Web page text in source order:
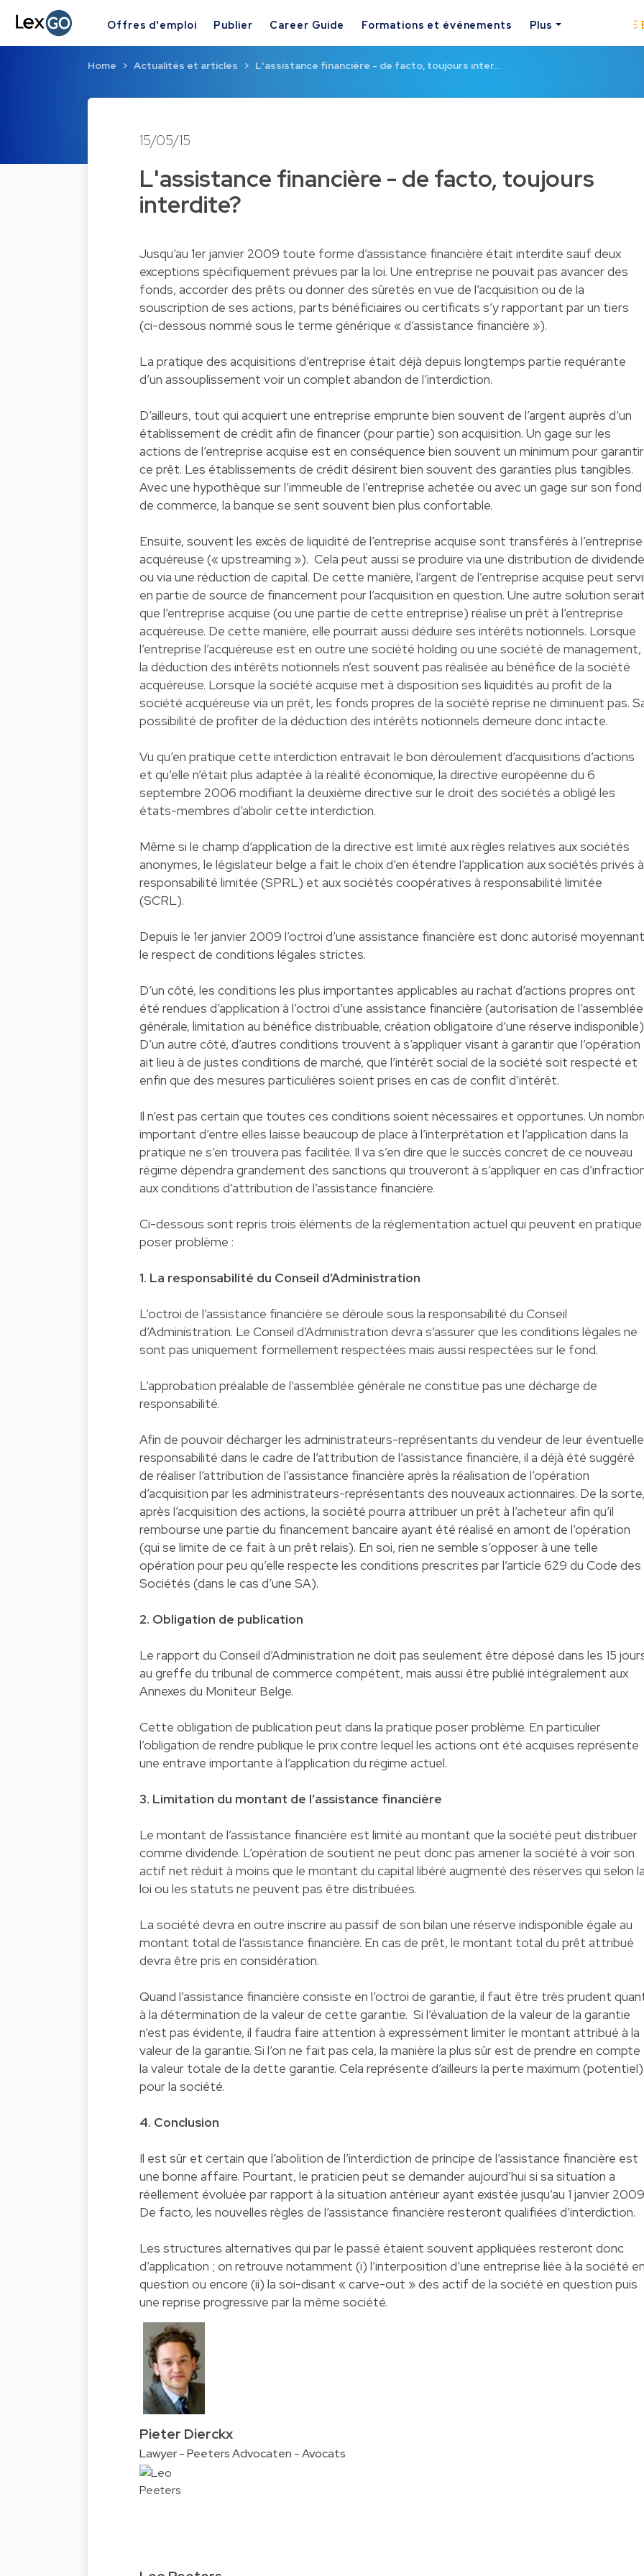
Offres d'emploi Publier Career Guide Formations et événements Plus
Home Actualités et articles L'assistance financière - de facto, toujours inter…
15/05/15
L'assistance financière - de facto, toujours
interdite?
Jusqu’au 1er janvier 2009 toute forme d’assistance financière était interdite sauf deux
exceptions spécifiquement prévues par la loi. Une entreprise ne pouvait pas avancer des
fonds, accorder des prêts ou donner des sûretés en vue de l’acquisition ou de la
souscription de ses actions, parts bénéficiaires ou certificats s’y rapportant par un tiers
(ci-dessous nommé sous le terme générique « d’assistance financière »).
La pratique des acquisitions d’entreprise était déjà depuis longtemps partie requérante
d’un assouplissement voir un complet abandon de l’interdiction.
D’ailleurs, tout qui acquiert une entreprise emprunte bien souvent de l’argent auprès d’un
établissement de crédit afin de financer (pour partie) son acquisition. Un gage sur les
actions de l’entreprise acquise est en conséquence bien souvent un minimum pour garantir
ce prêt. Les établissements de crédit désirent bien souvent des garanties plus tangibles.
Avec une hypothèque sur l’immeuble de l’entreprise achetée ou avec un gage sur son fond
de commerce, la banque se sent souvent bien plus confortable.
Ensuite, souvent les excès de liquidité de l’entreprise acquise sont transférés à l’entreprise
acquéreuse (« upstreaming »). Cela peut aussi se produire via une distribution de dividende
ou via une réduction de capital. De cette manière, l’argent de l’entreprise acquise peut
en partie de source de financement pour l’acquisition en question. Une autre solution
que l’entreprise acquise (ou une partie de cette entreprise) réalise un prêt à l’entreprise
acquéreuse. De cette manière, elle pourrait aussi déduire ses intérêts notionnels. Lorsque
l’entreprise l’acquéreuse est en outre une société holding ou une société de management,
la déduction des intérêts notionnels n’est souvent pas réalisée au bénéfice de la société
acquéreuse. Lorsque la société acquise met à disposition ses liquidités au profit de la
société acquéreuse via un prêt, les fonds propres de la société reprise ne diminuent pas.
possibilité de profiter de la déduction des intérêts notionnels demeure donc intacte.
Vu qu’en pratique cette interdiction entravait le bon déroulement d’acquisitions d’actions
et qu’elle n’était plus adaptée à la réalité économique, la directive européenne du 6
septembre 2006 modifiant la deuxième directive sur le droit des sociétés a obligé les
états-membres d’abolir cette interdiction.
Même si le champ d’application de la directive est limité aux règles relatives aux sociétés
anonymes, le législateur belge a fait le choix d’en étendre l’application aux sociétés privés à
responsabilité limitée (SPRL) et aux sociétés coopératives à responsabilité limitée
(SCRL).
Depuis le 1er janvier 2009 l’octroi d’une assistance financière est donc autorisé moyennant
le respect de conditions légales strictes.
D’un côté, les conditions les plus importantes applicables au rachat d’actions propres ont
été rendues d’application à l’octroi d’une assistance financière (autorisation de l’assemblée
générale, limitation au bénéfice distribuable, création obligatoire d’une réserve
D’un autre côté, d’autres conditions trouvent à s’appliquer visant à garantir que l’opération
ait lieu à de justes conditions de marché, que l’intérêt social de la société soit respecté et
enfin que des mesures particulières soient prises en cas de conflit d’intérêt.
Il n’est pas certain que toutes ces conditions soient nécessaires et opportunes. Un
important d’entre elles laisse beaucoup de place à l’interprétation et l’application dans la
pratique ne s’en trouvera pas facilitée. Il va s’en dire que le succès concret de ce nouveau
régime dépendra grandement des sanctions qui trouveront à s’appliquer en cas
aux conditions d’attribution de l’assistance financière.
Ci-dessous sont repris trois éléments de la réglementation actuel qui peuvent en pratique
poser problème :
1. La responsabilité du Conseil d’Administration
L’octroi de l’assistance financière se déroule sous la responsabilité du Conseil
d’Administration. Le Conseil d’Administration devra s’assurer que les conditions légales ne
sont pas uniquement formellement respectées mais aussi respectées sur le fond.
L’approbation préalable de l’assemblée générale ne constitue pas une décharge de
responsabilité.
Afin de pouvoir décharger les administrateurs-représentants du vendeur de leur éventuelle
responsabilité dans le cadre de l’attribution de l’assistance financière, il a déjà été suggéré
de réaliser l’attribution de l’assistance financière après la réalisation de l’opération
d’acquisition par les administrateurs-représentants des nouveaux actionnaires. De la sorte,
après l’acquisition des actions, la société pourra attribuer un prêt à l’acheteur afin qu’il
rembourse une partie du financement bancaire ayant été réalisé en amont de l’opération
(qui se limite de ce fait à un prêt relais). En soi, rien ne semble s’opposer à une telle
opération pour peu qu’elle respecte les conditions prescrites par l’article 629 du Code des
Sociétés (dans le cas d’une SA).
2. Obligation de publication
Le rapport du Conseil d’Administration ne doit pas seulement être déposé dans les 15
au greffe du tribunal de commerce compétent, mais aussi être publié intégralement aux
Annexes du Moniteur Belge.
Cette obligation de publication peut dans la pratique poser problème. En particulier
l’obligation de rendre publique le prix contre lequel les actions ont été acquises représente
une entrave importante à l’application du régime actuel.
3. Limitation du montant de l’assistance financière
Le montant de l’assistance financière est limité au montant que la société peut distribuer
comme dividende. L’opération de soutient ne peut donc pas amener la société à voir son
actif net réduit à moins que le montant du capital libéré augmenté des réserves qui selon
loi ou les statuts ne peuvent pas être distribuées.
La société devra en outre inscrire au passif de son bilan une réserve indisponible égale au
montant total de l’assistance financière. En cas de prêt, le montant total du prêt attribué
devra être pris en considération.
Quand l’assistance financière consiste en l’octroi de garantie, il faut être très prudent
à la détermination de la valeur de cette garantie. Si l’évaluation de la valeur de la garantie
n’est pas évidente, il faudra faire attention à expressément limiter le montant attribué à la
valeur de la garantie. Si l’on ne fait pas cela, la manière la plus sûr est de prendre en compte
la valeur totale de la dette garantie. Cela représente d’ailleurs la perte maximum (potentiel)
pour la société.
4. Conclusion
Il est sûr et certain que l’abolition de l’interdiction de principe de l’assistance financière est
une bonne affaire. Pourtant, le praticien peut se demander aujourd’hui si sa situation a
réellement évoluée par rapport à la situation antérieur ayant existée jusqu’au 1 janvier
De facto, les nouvelles règles de l’assistance financière resteront qualifiées d’interdiction.
Les structures alternatives qui par le passé étaient souvent appliquées resteront donc
d’application ; on retrouve notamment (i) l’interposition d’une entreprise liée à la société
question ou encore (ii) la soi-disant « carve-out » des actif de la société en question puis
une reprise progressive par la même société.
Pieter Dierckx
Lawyer - Peeters Advocaten - Avocats